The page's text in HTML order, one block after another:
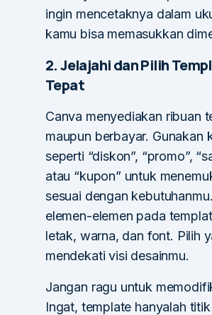
ingin mencetaknya dalam
kamu bisa memasukkan
2. Jelajahi dan Pilih
Tepat
Canva menyediakan ribuan
maupun berbayar. Gunakan
seperti “diskon”, “promo”,
atau “kupon” untuk
sesuai dengan
elemen-elemen pada
letak, warna, dan font. Pilih
mendekati visi desainmu.
Jangan ragu untuk
Ingat, template hanyalah